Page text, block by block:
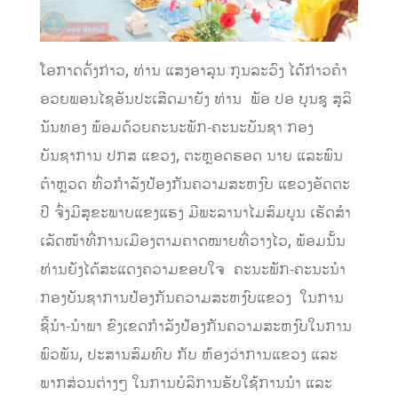
ໂອກາດດັ່ງກ່າວ, ທ່ານ ແສງອາລຸນ ກຸນລະວົງ ໄດ້ກ່າວຄຳ
ອວຍພອນໄຊອັນປະເສີດມາຍັງ ທ່ານ ພັອ ປອ ບຸນຊູ ສຸລິ
ນັນທອງ ພ້ອມດ້ວຍຄະນະພັກ-ຄະນະບັນຊາ ກອງ
ບັນຊາການ ປກສ ແຂວງ, ຕະຫຼອດຮອດ ນາຍ ແລະພົນ
ຕຳຫຼວດ ທົ່ວກຳລັງປ້ອງກັນຄວາມສະຫງົບ ແຂວງອັດຕະ
ປື ຈົ່ງມີສຸຂະພາບແຂງແຮງ ມີພະລານາໄມສົມບູນ ເຮັດສໍາ
ເລັດໜ້າທີ່ການເມືອງຕາມຄາດໝາຍທີ່ວາງໄວ, ພ້ອມນັ້ນ
ທ່ານຍັງໄດ້ສະແດງຄວາມຂອບໃຈ ຄະນະພັກ-ຄະນະນໍາ
ກອງບັນຊາການປ້ອງກັນຄວາມສະຫງົບແຂວງ ໃນການ
ຊີ້ນຳ-ນຳພາ ຂົງເຂດກຳລັງປ້ອງກັນຄວາມສະຫງົບໃນການ
ພົວພັນ, ປະສານສົມທົບ ກັບ ຫ້ອງວ່າການແຂວງ ແລະ
ພາກສ່ວນຕ່າງໆ ໃນການບໍລິການຮັບໃຊ້ການນຳ ແລະ